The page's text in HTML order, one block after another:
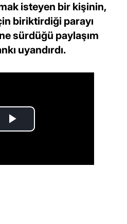
isteyen bir kişinin,
biriktirdiği parayı
sürdüğü paylaşım
uyandırdı.